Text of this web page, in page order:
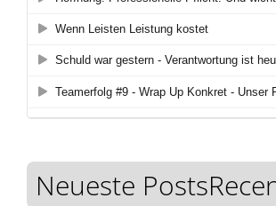
Neueste